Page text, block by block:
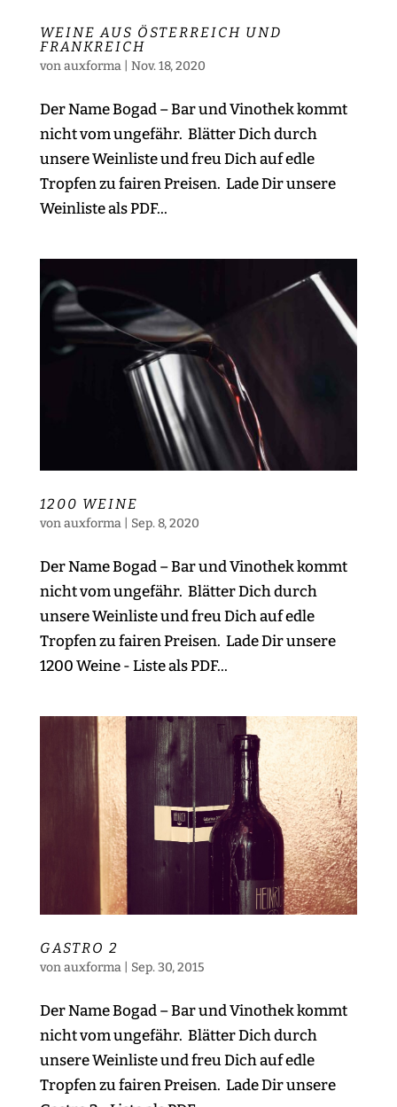
WEINE AUS ÖSTERREICH UND
FRANKREICH
vonauxforma| Nov. 18, 2020
Der Name Bogad – Bar und Vinothek kommt
nicht vom ungefähr. Blätter Dich durch
unsere Weinliste und freu Dich auf edle
Tropfen zu fairen Preisen. Lade Dir unsere
Weinliste als PDF...
1200 WEINE
vonauxforma| Sep. 8, 2020
Der Name Bogad – Bar und Vinothek kommt
nicht vom ungefähr. Blätter Dich durch
unsere Weinliste und freu Dich auf edle
Tropfen zu fairen Preisen. Lade Dir unsere
1200 Weine - Liste als PDF...
GASTRO 2
vonauxforma| Sep. 30, 2015
Der Name Bogad – Bar und Vinothek kommt
nicht vom ungefähr. Blätter Dich durch
unsere Weinliste und freu Dich auf edle
Tropfen zu fairen Preisen. Lade Dir unsere